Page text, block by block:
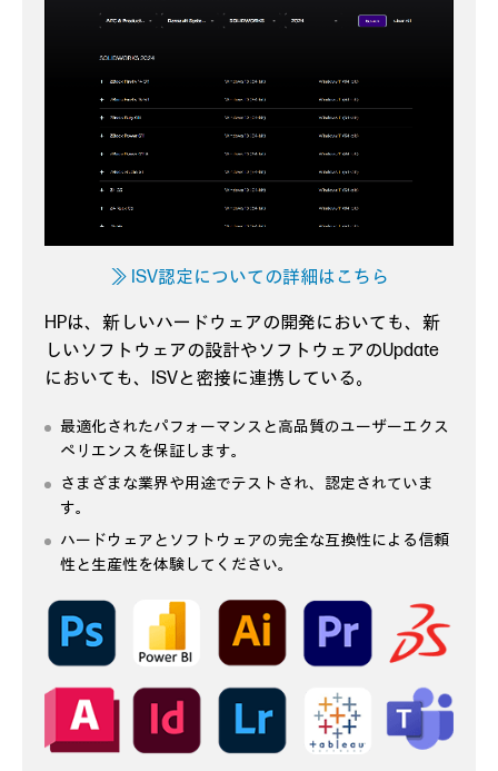
≫ ISV認定についての詳細はこちら
HPは、新しいハードウェアの開発においても、新
しいソフトウェアの設計やソフトウェアのUpdate
においても、ISVと密接に連携している。
最適化されたパフォーマンスと高品質のユーザーエクス
ペリエンスを保証します。
さまざまな業界や用途でテストされ、認定されていま
す。
ハードウェアとソフトウェアの完全な互換性による信頼
性と生産性を体験してください。